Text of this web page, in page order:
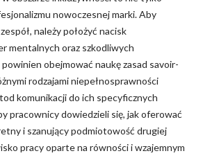
nowoczesnej marki. Aby
należy położyć nacisk
mentalnych oraz szkodliwych
obejmować naukę zasad savoir-
rodzajami niepełnosprawności
komunikacji do ich specyficznych
pracownicy dowiedzieli się, jak oferować
i szanujący podmiotowość drugiej
pracy oparte na równości i wzajemnym